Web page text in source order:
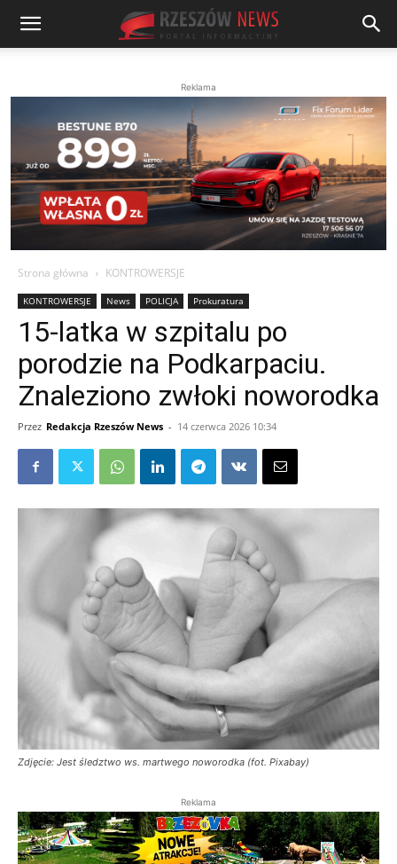
Reklama
Strona główna KONTROWERSJE
KONTROWERSJE News POLICJA Prokuratura
15-latka w szpitalu po
porodzie na Podkarpaciu.
Znaleziono zwłoki noworodka
Przez Redakcja Rzeszów News - 14 czerwca 2026 10:34
Zdjęcie: Jest śledztwo ws. martwego noworodka (fot. Pixabay)
Reklama